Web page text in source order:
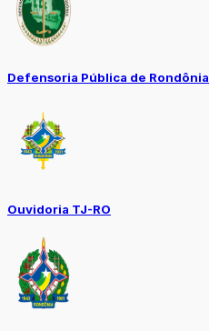
Defensoria Pública de Rondônia
Ouvidoria TJ-RO